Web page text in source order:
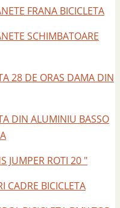
FRANA BICICLETA
SCHIMBATOARE
28 DE ORAS DAMA DIN
DIN ALUMINIU BASSO
JUMPER ROTI 20 "
CADRE BICICLETA